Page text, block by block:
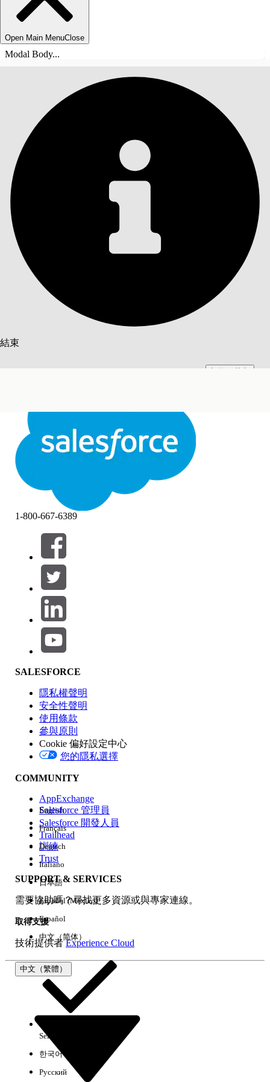
Open Main MenuClose
Modal Body...
結束
結束
目錄
篩選器 (0)
選取篩選
產品區域
功能影響
版本
經驗
1-800-667-6389
SALESFORCE
隱私權聲明
安全性聲明
使用條款
參與原則
Cookie 偏好設定中心
您的隱私選擇
COMMUNITY
AppExchange
Salesforce 管理員
Salesforce 開發人員
Trailhead
訓練
Trust
SUPPORT & SERVICES
需要協助嗎？尋找更多資源或與專家連線。
取得支援
技術提供者Experience Cloud
中文（繁體）
English
Français
Deutsch
Italiano
日本語
Español (México)
Español
中文（简体）
Select Org
한국어
Русский